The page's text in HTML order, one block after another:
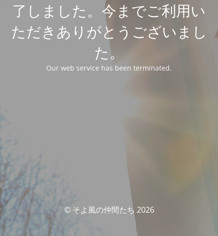
了しました。今までご利用い
ただきありがとうございまし
た。
Our web service has been terminated.
© そよ風の仲間たち 2026